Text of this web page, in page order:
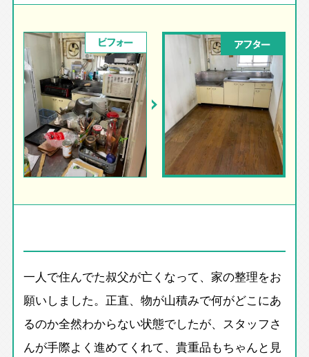
ビフォー アフター
一人で住んでた叔父が亡くなって、家の整理をお
願いしました。正直、物が山積みで何がどこにあ
るのか全然わからない状態でしたが、スタッフさ
んが手際よく進めてくれて、貴重品もちゃんと見